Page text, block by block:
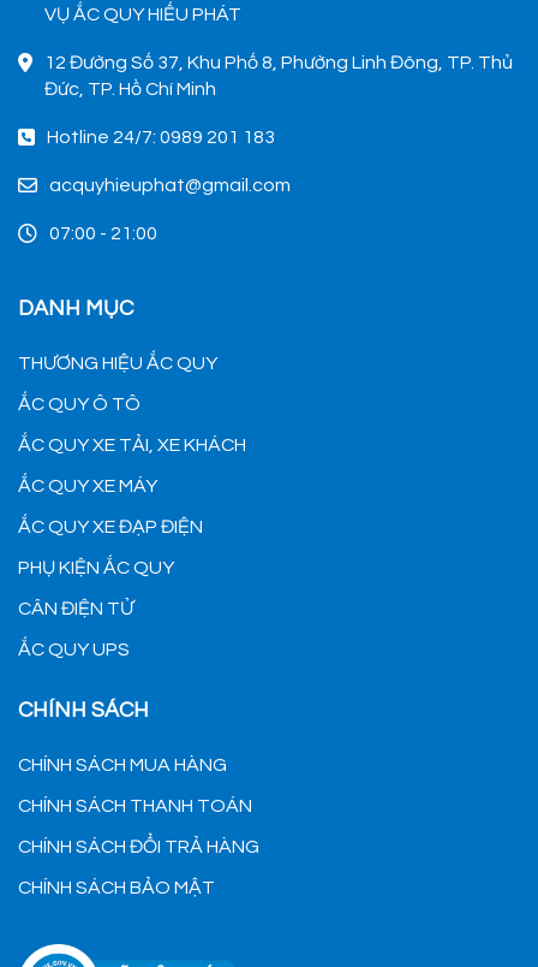
VỤ ẮC QUY HIẾU PHÁT
12 Đường Số 37, Khu Phố 8, Phường Linh Đông, TP. Thủ
Đức, TP. Hồ Chí Minh
Hotline 24/7: 0989 201 183
acquyhieuphat@gmail.com
07:00 - 21:00
DANH MỤC
THƯƠNG HIỆU ẮC QUY
ẮC QUY Ô TÔ
ẮC QUY XE TẢI, XE KHÁCH
ẮC QUY XE MÁY
ẮC QUY XE ĐẠP ĐIỆN
PHỤ KIỆN ẮC QUY
CÂN ĐIỆN TỬ
ẮC QUY UPS
CHÍNH SÁCH
CHÍNH SÁCH MUA HÀNG
CHÍNH SÁCH THANH TOÁN
CHÍNH SÁCH ĐỔI TRẢ HÀNG
CHÍNH SÁCH BẢO MẬT